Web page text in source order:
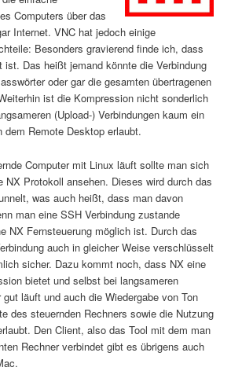
Computers über das
Internet. VNC hat jedoch einige
Besonders gravierend finde ich, dass
ist. Das heißt jemand könnte die Verbindung
oder gar die gesamten übertragenen
ist die Kompression nicht sonderlich
(Upload-) Verbindungen kaum ein
dem Remote Desktop erlaubt.
Computer mit Linux läuft sollte man sich
NX Protokoll ansehen. Dieses wird durch das
was auch heißt, dass man davon
man eine SSH Verbindung zustande
NX Fernsteuerung möglich ist. Durch das
auch in gleicher Weise verschlüsselt
sicher. Dazu kommt noch, dass NX eine
bietet und selbst bei langsameren
gut läuft und auch die Wiedergabe von Ton
des steuernden Rechners sowie die Nutzung
Den Client, also das Tool mit dem man
Rechner verbindet gibt es übrigens auch